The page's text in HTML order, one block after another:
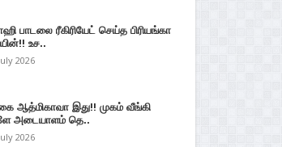
பாடலை ரீகிரியேட் செய்த பிரியங்கா
உச..
2026
ஆத்மிகாவா இது!! முகம் வீங்கி
அடையாளம் தெ..
2026